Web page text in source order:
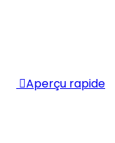
Aperçu rapide